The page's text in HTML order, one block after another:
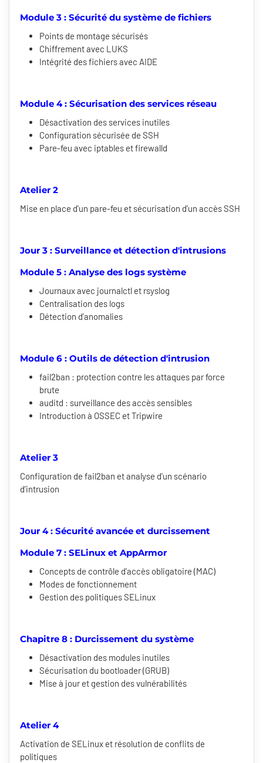
Module 3 : Sécurité du système de fichiers
Points de montage sécurisés
Chiffrement avec LUKS
Intégrité des fichiers avec AIDE
Module 4 : Sécurisation des services réseau
Désactivation des services inutiles
Configuration sécurisée de SSH
Pare-feu avec iptables et firewalld
Atelier 2
Mise en place d'un pare-feu et sécurisation d'un accès SSH
Jour 3 : Surveillance et détection d'intrusions
Module 5 : Analyse des logs système
Journaux avec journalctl et rsyslog
Centralisation des logs
Détection d'anomalies
Module 6 : Outils de détection d'intrusion
fail2ban : protection contre les attaques par force
brute
auditd : surveillance des accès sensibles
Introduction à OSSEC et Tripwire
Atelier 3
Configuration de fail2ban et analyse d'un scénario
d'intrusion
Jour 4 : Sécurité avancée et durcissement
Module 7 : SELinux et AppArmor
Concepts de contrôle d'accès obligatoire (MAC)
Modes de fonctionnement
Gestion des politiques SELinux
Chapitre 8 : Durcissement du système
Désactivation des modules inutiles
Sécurisation du bootloader (GRUB)
Mise à jour et gestion des vulnérabilités
Atelier 4
Activation de SELinux et résolution de conflits de
politiques